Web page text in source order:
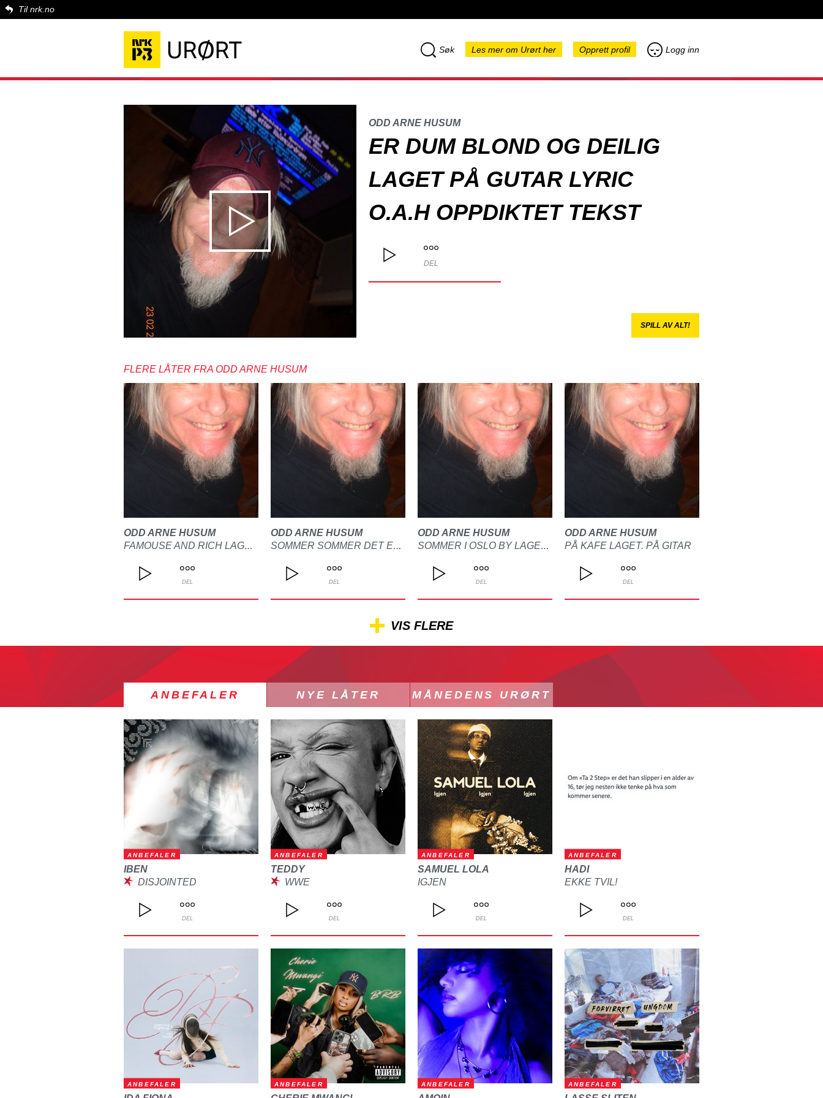
Til nrk.no
Søk Les mer om Urørt her Opprett profil Logg inn
ODD ARNE HUSUM
ER DUM BLOND OG DEILIG
LAGET PÅ GUTAR LYRIC
O.A.H OPPDIKTET TEKST
DEL
SPILL AV ALT!
FLERE LÅTER FRA ODD ARNE HUSUM
ODD ARNE HUSUM
FAMOUSE AND RICH LAGET PÅ GITAR
DEL
ODD ARNE HUSUM
SOMMER SOMMER DET ER DET VI VI HA LAGET PÅ GITAR OG PIANO
DEL
ODD ARNE HUSUM
SOMMER I OSLO BY LAGET PÅ GITAR
DEL
ODD ARNE HUSUM
PÅ KAFE LAGET. PÅ GITAR
DEL
VIS FLERE
ANBEFALER NYE LÅTER MÅNEDENS URØRT
ANBEFALER
IBEN
DISJOINTED
DEL
ANBEFALER
TEDDY
WWE
DEL
ANBEFALER
SAMUEL LOLA
IGJEN
DEL
ANBEFALER
HADI
EKKE TVIL!
DEL
ANBEFALER ANBEFALER ANBEFALER ANBEFALER